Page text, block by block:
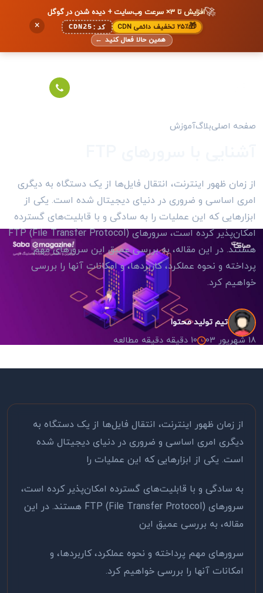
🚀افزایش تا ۳× سرعت وب‌سایت + دیده شدن در گوگل
🎁۲۵٪ تخفیف دائمی CDN کد: CDN25
همین حالا فعال کنید ←
×
صفحه اصلیبلاگآموزش
از زمان ظهور اینترنت، انتقال فایل‌ها از یک دستگاه به دیگری
امری اساسی و ضروری در دنیای دیجیتال شده است. یکی از
ابزارهایی که این عملیات را به سادگی و با قابلیت‌های گسترده
امکان‌پذیر کرده است، سرورهای FTP (File Transfer Protocol)
هستند. در این مقاله، به بررسی عمیق این سرورهای مهم
پرداخته و نحوه عملکرد، کاربردها، و امکانات آنها را بررسی
خواهیم کرد.
تیم تولید محتوا
18 شهریور 03 10 دقیقه دقیقه مطالعه
از زمان ظهور اینترنت، انتقال فایل‌ها از یک دستگاه به
دیگری امری اساسی و ضروری در دنیای دیجیتال شده
است. یکی از ابزارهایی که این عملیات را
به سادگی و با قابلیت‌های گسترده امکان‌پذیر کرده است،
سرورهای FTP (File Transfer Protocol) هستند. در این
مقاله، به بررسی عمیق این
سرورهای مهم پرداخته و نحوه عملکرد، کاربردها، و
امکانات آنها را بررسی خواهیم کرد.